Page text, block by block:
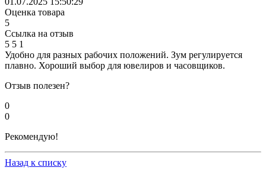
Оценка товара
5
Ссылка на отзыв
5 5 1
Удобно для разных рабочих положений. Зум регулируется
плавно. Хороший выбор для ювелиров и часовщиков.
Отзыв полезен?
0
0
Рекомендую!
Назад к списку